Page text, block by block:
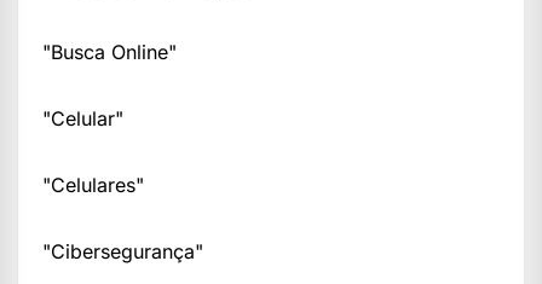
"Busca Online"
"Celular"
"Celulares"
"Cibersegurança"